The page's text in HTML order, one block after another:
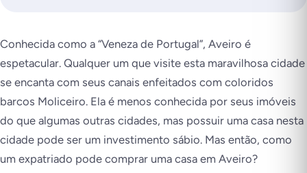
Conhecida como a “Veneza de Portugal”, Aveiro é
espetacular. Qualquer um que visite esta maravilhosa cidade
se encanta com seus canais enfeitados com coloridos
barcos Moliceiro. Ela é menos conhecida por seus imóveis
do que algumas outras cidades, mas possuir uma casa nesta
cidade pode ser um investimento sábio. Mas então, como
um expatriado pode comprar uma casa em Aveiro?